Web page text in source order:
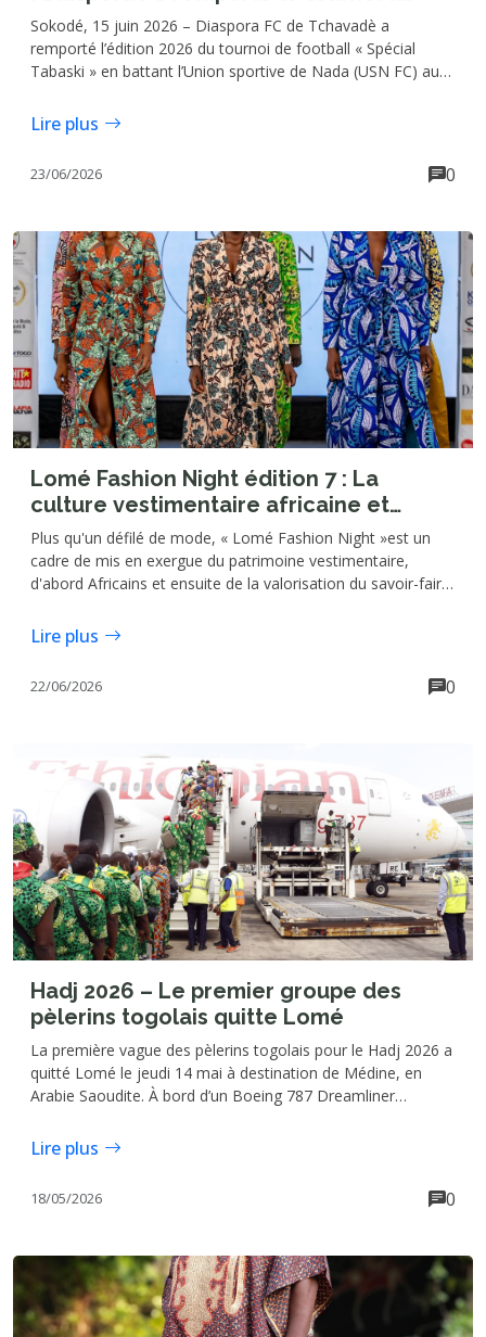
Tchavadè
Sokodé, 15 juin 2026 – Diaspora FC de Tchavadè a
remporté l’édition 2026 du tournoi de football « Spécial
Tabaski » en battant l’Union sportive de Nada (USN FC) aux
14 juin sur le terrain de Tchavadè, dans la commune de
Tchaoudjo 1. Au terme du temps réglementaire, les deux
Lire plus
23/06/2026 0
Lomé Fashion Night édition 7 : La
culture vestimentaire africaine et
togolaise valorisées
Plus qu'un défilé de mode, « Lomé Fashion Night »est un
cadre de mis en exergue du patrimoine vestimentaire,
d'abord Africains et ensuite de la valorisation du savoir-faire
événementielle et de communication "Simera Corporation",
cet espace est en outre celle de la promotion, la
Lire plus
22/06/2026 0
Hadj 2026 – Le premier groupe des
pèlerins togolais quitte Lomé
La première vague des pèlerins togolais pour le Hadj 2026 a
quitté Lomé le jeudi 14 mai à destination de Médine, en
Arabie Saoudite. À bord d’un Boeing 787 Dreamliner
depuis l’aéroport international Gnassingbé Eyadéma, lançant
officiellement les départs pour ce grand rendez-vous
Lire plus
18/05/2026 0